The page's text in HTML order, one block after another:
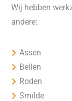
Wij hebben
andere:
Assen
Beilen
Roden
Smilde